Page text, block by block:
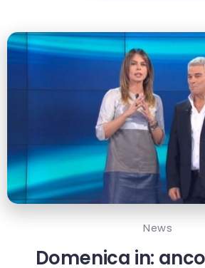
News
Domenica in: